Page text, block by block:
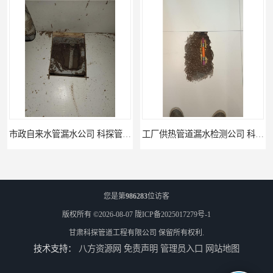
公司仪器测漏电话 科探管道工程
您是第986283位访客
版权所有 ©2026-08-07 陇ICP备2025017279号-1
甘肃科探管道工程有限公司 保留所有权利.
技术支持： 八方资源网 免责声明 管理员入口 网站地图